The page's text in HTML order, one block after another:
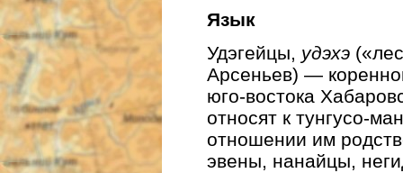
Язык
Удэгейцы, удэхэ
Арсеньев) —
юго-востока
относят к тунгусо-
отношении им
эвены, нанайцы,